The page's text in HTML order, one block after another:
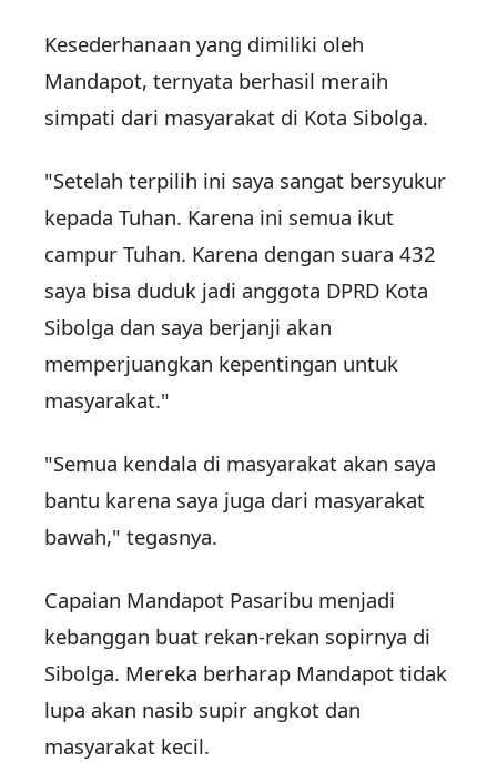
Kesederhanaan yang dimiliki oleh
Mandapot, ternyata berhasil meraih
simpati dari masyarakat di Kota Sibolga.
"Setelah terpilih ini saya sangat bersyukur
kepada Tuhan. Karena ini semua ikut
campur Tuhan. Karena dengan suara 432
saya bisa duduk jadi anggota DPRD Kota
Sibolga dan saya berjanji akan
memperjuangkan kepentingan untuk
masyarakat."
"Semua kendala di masyarakat akan saya
bantu karena saya juga dari masyarakat
bawah," tegasnya.
Capaian Mandapot Pasaribu menjadi
kebanggan buat rekan-rekan sopirnya di
Sibolga. Mereka berharap Mandapot tidak
lupa akan nasib supir angkot dan
masyarakat kecil.